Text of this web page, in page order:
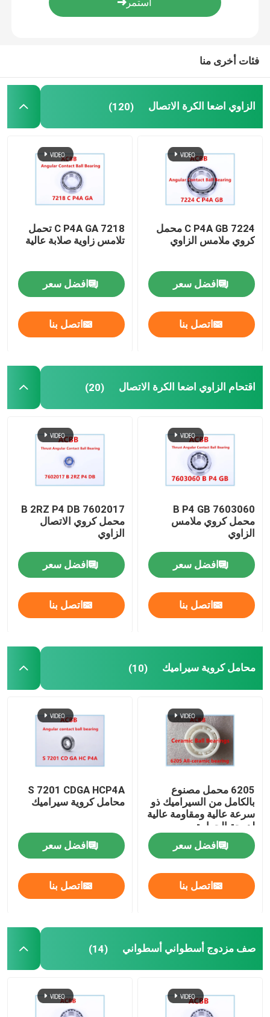
اتصل بنا
الزاوي اضعا الكرة الاتصال
اقتحام الزاوي اضعا الكرة الاتصال
محامل كروية سيراميك
آلة أداة تحمل المغزل
مزدوج الكرة الاتصال الزاوي محمل
الكرة الاخدود العميق
تحمل النسيج
توربو مضخة تحمل
تحمل الروبوت
فئات أخرى منا
الزاوي اضعا الكرة الاتصال (120)
7224 C P4A GB محمل
كروي ملامس الزاوي
افضل سعر
اتصل بنا
7218 C P4A GA تحمل
تلامس زاوية صلابة عالية
افضل سعر
اتصل بنا
اقتحام الزاوي اضعا الكرة الاتصال (20)
7603060 B P4 GB
محمل كروي ملامس
الزاوي
افضل سعر
اتصل بنا
7602017 B 2RZ P4 DB
محمل كروي الاتصال
الزاوي
افضل سعر
اتصل بنا
محامل كروية سيراميك (10)
6205 محمل مصنوع
بالكامل من السيراميك ذو
سرعة عالية ومقاومة عالية
لدرجة الحرارة
افضل سعر
اتصل بنا
S 7201 CDGA HCP4A
محامل كروية سيراميك
افضل سعر
اتصل بنا
صف مزدوج أسطواني أسطواني (14)